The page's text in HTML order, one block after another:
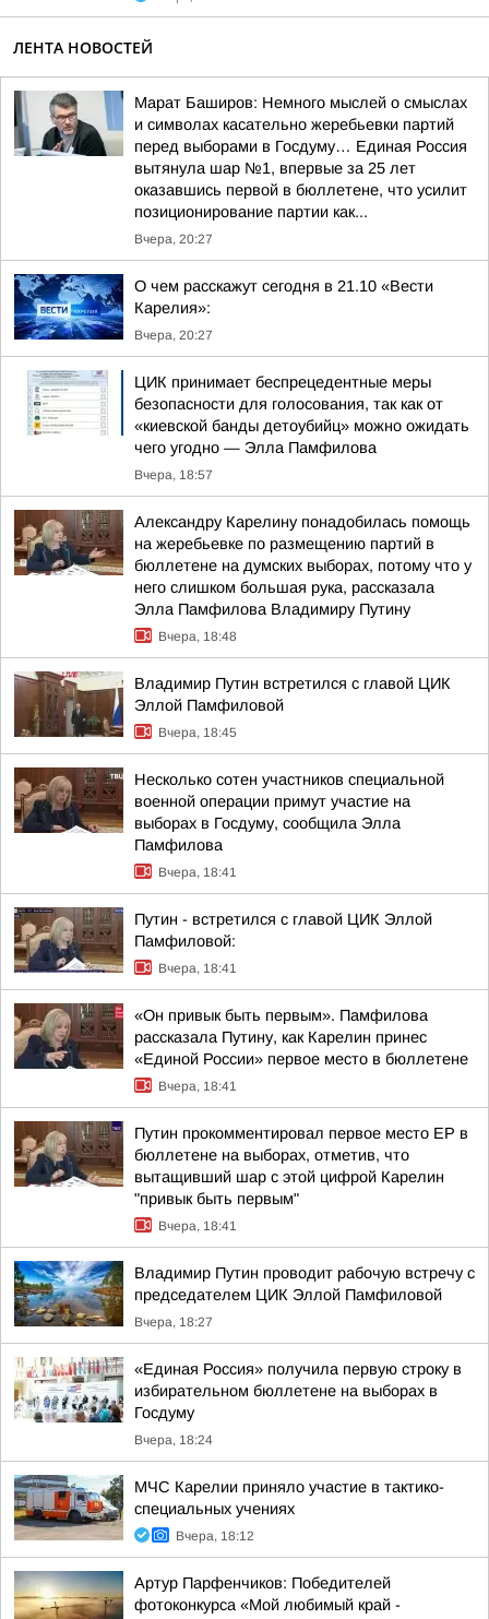
ЛЕНТА НОВОСТЕЙ
Марат Баширов: Немного мыслей о смыслах
и символах касательно жеребьевки партий
перед выборами в Госдуму… Единая Россия
вытянула шар №1, впервые за 25 лет
оказавшись первой в бюллетене, что усилит
позиционирование партии как...
Вчера, 20:27
О чем расскажут сегодня в 21.10 «Вести
Карелия»:
Вчера, 20:27
ЦИК принимает беспрецедентные меры
безопасности для голосования, так как от
«киевской банды детоубийц» можно ожидать
чего угодно — Элла Памфилова
Вчера, 18:57
Александру Карелину понадобилась помощь
на жеребьевке по размещению партий в
бюллетене на думских выборах, потому что у
него слишком большая рука, рассказала
Элла Памфилова Владимиру Путину
Вчера, 18:48
Владимир Путин встретился с главой ЦИК
Эллой Памфиловой
Вчера, 18:45
Несколько сотен участников специальной
военной операции примут участие на
выборах в Госдуму, сообщила Элла
Памфилова
Вчера, 18:41
Путин - встретился с главой ЦИК Эллой
Памфиловой:
Вчера, 18:41
«Он привык быть первым». Памфилова
рассказала Путину, как Карелин принес
«Единой России» первое место в бюллетене
Вчера, 18:41
Путин прокомментировал первое место ЕР в
бюллетене на выборах, отметив, что
вытащивший шар с этой цифрой Карелин
"привык быть первым"
Вчера, 18:41
Владимир Путин проводит рабочую встречу с
председателем ЦИК Эллой Памфиловой
Вчера, 18:27
«Единая Россия» получила первую строку в
избирательном бюллетене на выборах в
Госдуму
Вчера, 18:24
МЧС Карелии приняло участие в тактико-
специальных учениях
Вчера, 18:12
Артур Парфенчиков: Победителей
фотоконкурса «Мой любимый край -